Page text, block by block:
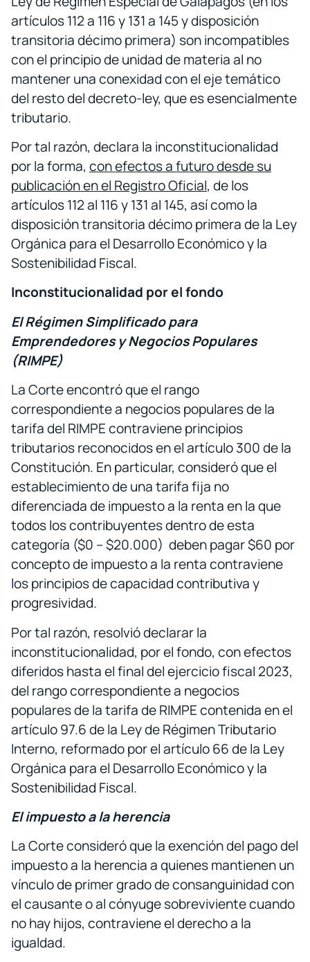
artículos 112 a 116 y 131 a 145 y disposición
transitoria décimo primera) son incompatibles
con el principio de unidad de materia al no
mantener una conexidad con el eje temático
del resto del decreto-ley, que es esencialmente
tributario.
Por tal razón, declara la inconstitucionalidad
por la forma, con efectos a futuro desde su
publicación en el Registro Oficial, de los
artículos 112 al 116 y 131 al 145, así como la
disposición transitoria décimo primera de la Ley
Orgánica para el Desarrollo Económico y la
Sostenibilidad Fiscal.
Inconstitucionalidad por el fondo
El Régimen Simplificado para
Emprendedores y Negocios Populares
(RIMPE)
La Corte encontró que el rango
correspondiente a negocios populares de la
tarifa del RIMPE contraviene principios
tributarios reconocidos en el artículo 300 de la
Constitución. En particular, consideró que el
establecimiento de una tarifa fija no
diferenciada de impuesto a la renta en la que
todos los contribuyentes dentro de esta
categoría ($0 – $20.000) deben pagar $60 por
concepto de impuesto a la renta contraviene
los principios de capacidad contributiva y
progresividad.
Por tal razón, resolvió declarar la
inconstitucionalidad, por el fondo, con efectos
diferidos hasta el final del ejercicio fiscal 2023,
del rango correspondiente a negocios
populares de la tarifa de RIMPE contenida en el
artículo 97.6 de la Ley de Régimen Tributario
Interno, reformado por el artículo 66 de la Ley
Orgánica para el Desarrollo Económico y la
Sostenibilidad Fiscal.
El impuesto a la herencia
La Corte consideró que la exención del pago del
impuesto a la herencia a quienes mantienen un
vínculo de primer grado de consanguinidad con
el causante o al cónyuge sobreviviente cuando
no hay hijos, contraviene el derecho a la
igualdad.